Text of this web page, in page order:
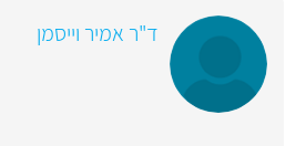
ד"ר אמיר וייסמן